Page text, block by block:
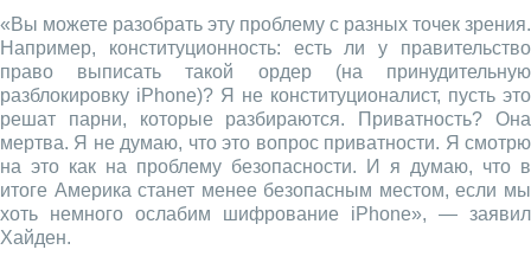
«Вы можете разобрать эту проблему с разных точек зрения.
Например, конституционность: есть ли у правительство
право выписать такой ордер (на принудительную
разблокировку iPhone)? Я не конституционалист, пусть это
решат парни, которые разбираются. Приватность? Она
мертва. Я не думаю, что это вопрос приватности. Я смотрю
на это как на проблему безопасности. И я думаю, что в
итоге Америка станет менее безопасным местом, если мы
хоть немного ослабим шифрование iPhone», — заявил
Хайден.